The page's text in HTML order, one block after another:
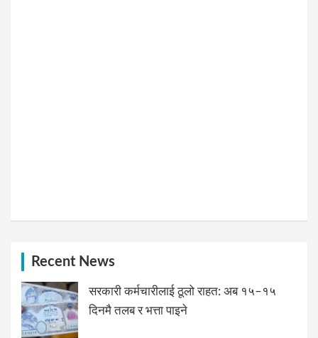
Recent News
सरकारी कर्मचारीलाई ठूलो राहत: अब १५–१५
दिनमै तलब र भत्ता पाइने